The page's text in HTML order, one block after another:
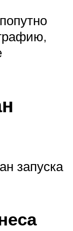
запуска